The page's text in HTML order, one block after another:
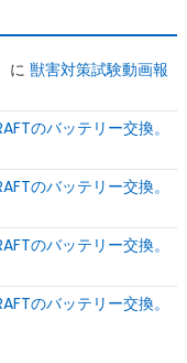
に 獣害対策試験動画報
のバッテリー交換。
のバッテリー交換。
のバッテリー交換。
のバッテリー交換。